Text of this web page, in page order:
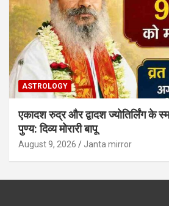
ASTROLOGY
एकादश रुद्र और द्वादश ज्योतिर्लिंग के
पुण्य: दिव्य मोरारी बापू
August 9, 2026 Janta mirror